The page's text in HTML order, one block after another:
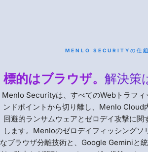
MENLO SECURITYの仕
標的はブラウザ。 解決策
Menlo Securityは、すべてのWebトラフィ
ンドポイントから切り離し、Menlo Cloud
回避的ランサムウェアとゼロデイ攻撃に関
します。Menloのゼロデイフィッシングソ
なブラウザ分離技術と、Google Geminiと